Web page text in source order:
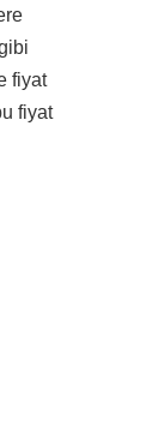
fiyat
fiyat